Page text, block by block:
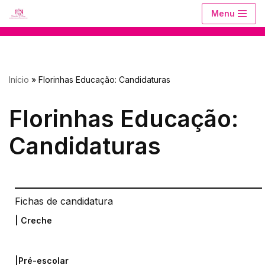
conteúdo
Menu
Início » Florinhas Educação: Candidaturas
Florinhas Educação:
Candidaturas
Fichas de candidatura
| Creche
|Pré-escolar